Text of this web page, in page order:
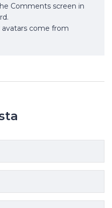
Comments screen in
come from